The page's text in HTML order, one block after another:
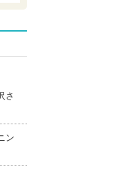
さ
ン